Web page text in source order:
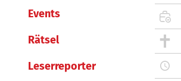
Events
Rätsel
Leserreporter